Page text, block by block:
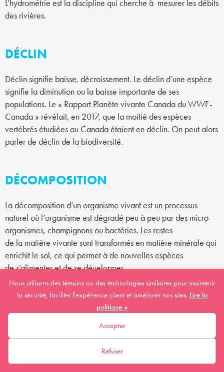
L’hydrométrie est la discipline qui cherche à mesurer les débits
des rivières.
DÉCLIN
Déclin signifie baisse, décroissement. Le déclin d’une espèce
signifie la diminution ou la baisse importante de ses
populations. Le « Rapport Planète vivante Canada du WWF-
Canada » révélait, en 2017, que la moitié des espèces
vertébrés étudiées au Canada étaient en déclin. On peut alors
parler de déclin de la biodiversité.
DÉCOMPOSITION
La décomposition d’un organisme vivant est un processus
naturel où l’organisme est dégradé peu à peu par des micro-
organismes, champignons ou bactéries. Les restes
de la matière vivante sont transformés en matière minérale qui
enrichit le sol, ce qui permet à de nouvelles espèces
de s’alimenter et de se développer.
DÉGRADATION DE L'HABITAT
La dégradation d’un habitat signifie que l’habitat est affecté
par des changements sans pour autant que sa grandeur
(superficie) diminue. Par exemple, si la qualité de l’eau
Nous utilisons des témoins ou des technologies similaires pour maintenir
la sécurité, faciliter l'expérience client et améliorer nos sites. Lire la
politique »
Accepter
Refuser